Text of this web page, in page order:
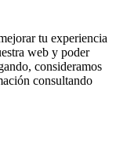
tu experiencia
web y poder
consideramos
consultando